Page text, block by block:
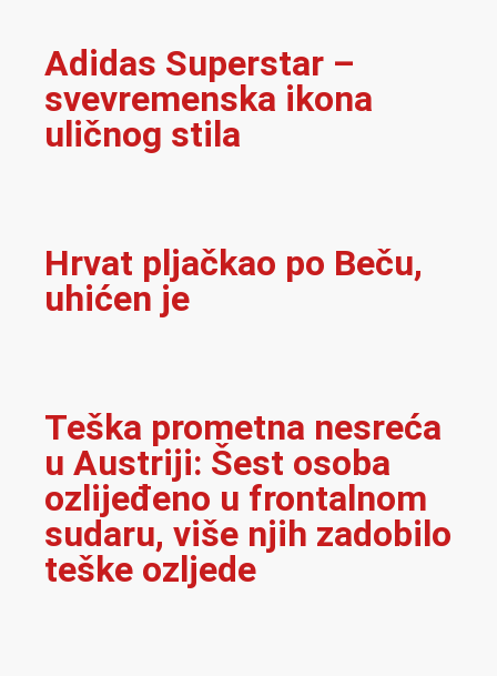
Adidas Superstar –
svevremenska ikona
uličnog stila
Hrvat pljačkao po Beču,
uhićen je
Teška prometna nesreća
u Austriji: Šest osoba
ozlijeđeno u frontalnom
sudaru, više njih zadobilo
teške ozljede